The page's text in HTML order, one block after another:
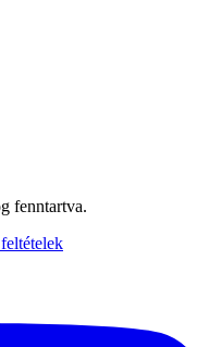
fenntartva.